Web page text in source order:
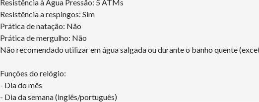
Resistência à Água Pressão: 5 ATMs
Resistência a respingos: Sim
Prática de natação: Não
Prática de mergulho: Não
Não recomendado utilizar em água salgada ou durante o banho quente
Funções do relógio:
- Dia do mês
- Dia da semana (inglês/português)